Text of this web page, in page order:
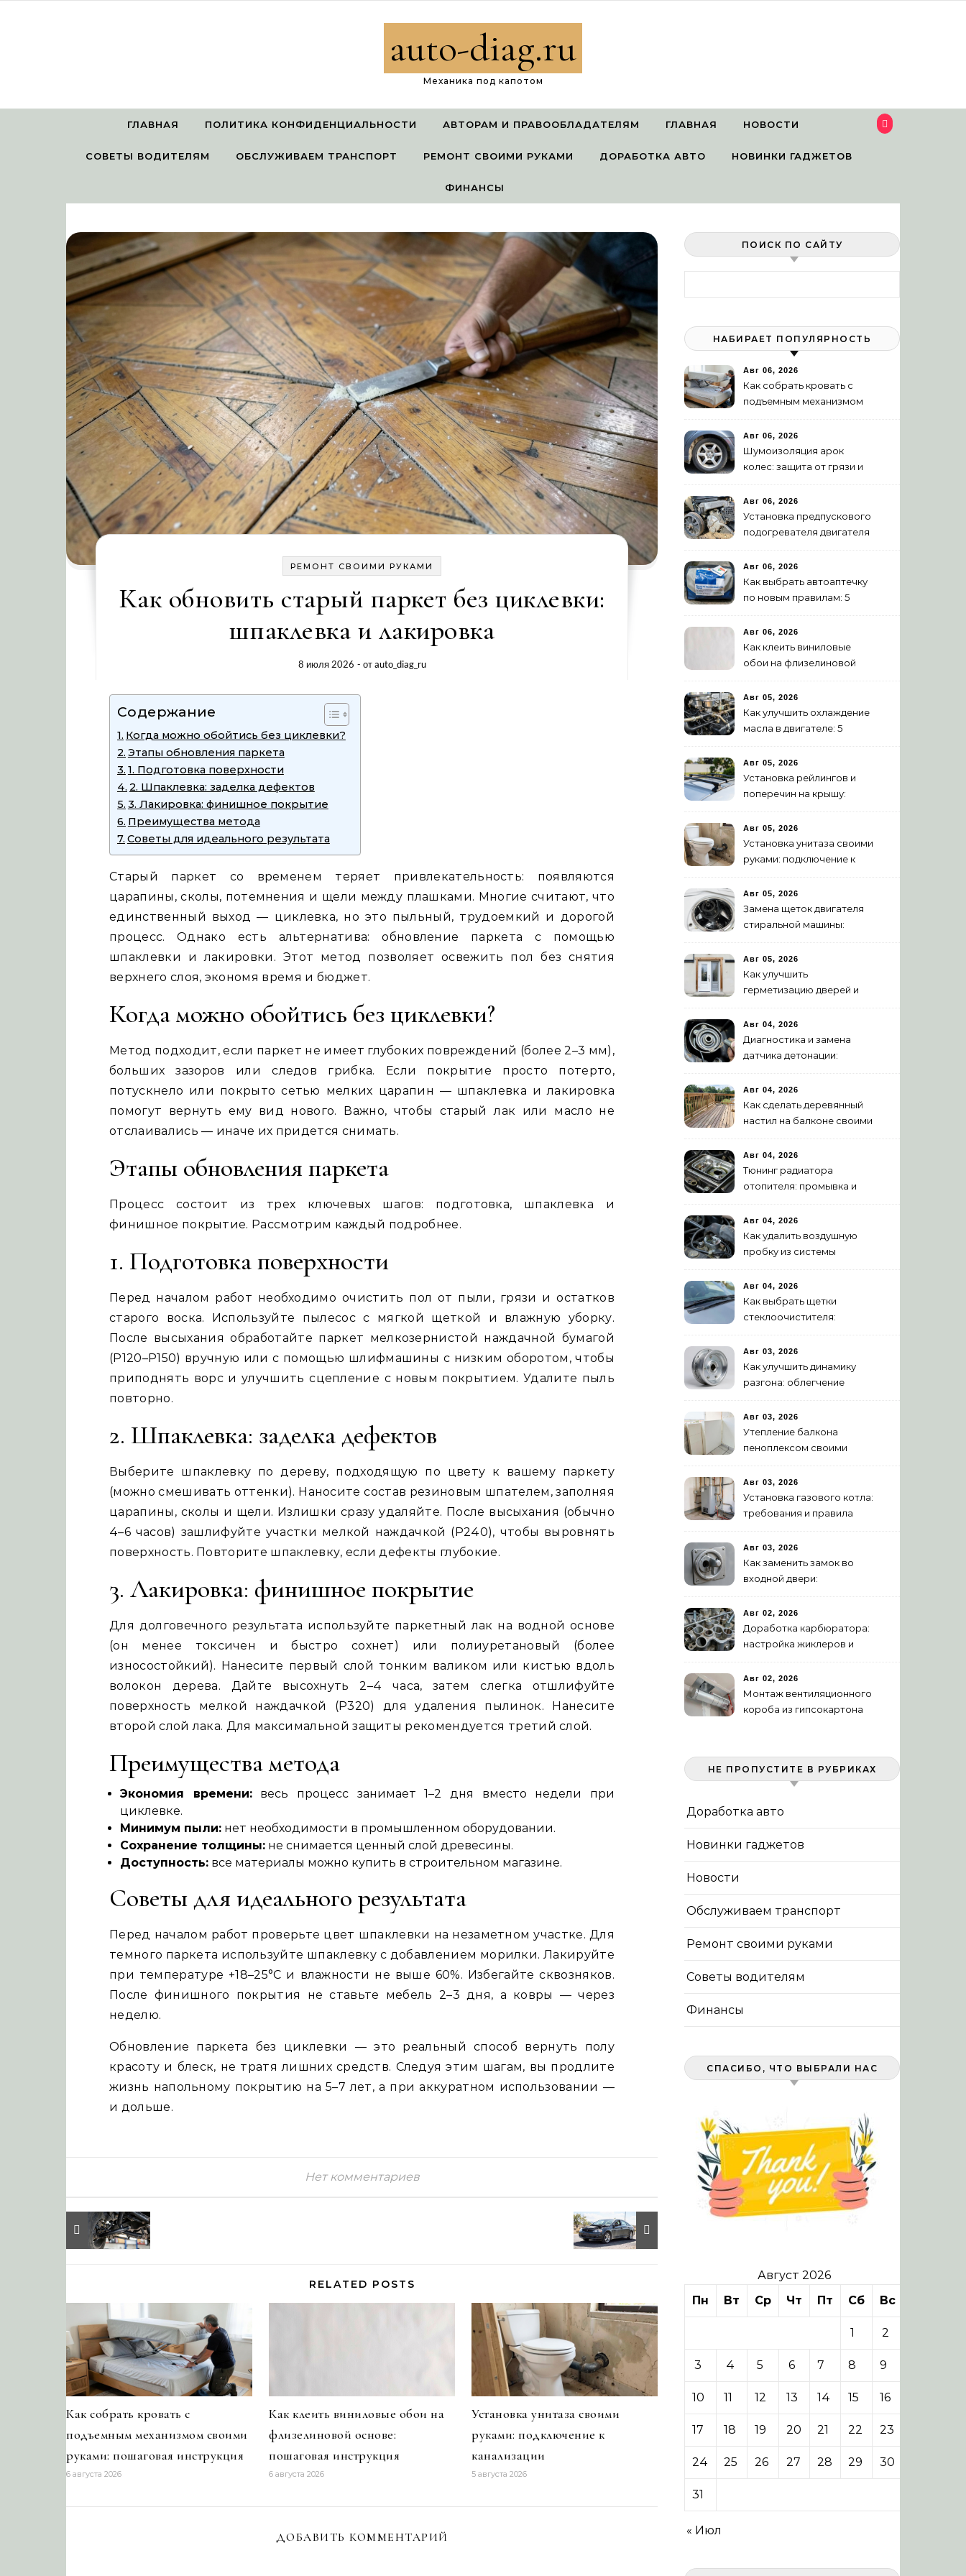
auto-diag.ru
Механика под капотом
ГЛАВНАЯ ПОЛИТИКА КОНФИДЕНЦИАЛЬНОСТИ АВТОРАМ И ПРАВООБЛАДАТЕЛЯМ ГЛАВНАЯ НОВОСТИ
СОВЕТЫ ВОДИТЕЛЯМ ОБСЛУЖИВАЕМ ТРАНСПОРТ РЕМОНТ СВОИМИ РУКАМИ ДОРАБОТКА АВТО НОВИНКИ ГАДЖЕТОВ
ФИНАНСЫ
РЕМОНТ СВОИМИ РУКАМИ
Как обновить старый паркет без циклевки:
шпаклевка и лакировка
8 июля 2026 - отauto_diag_ru
Содержание
Когда можно обойтись без циклевки?
Этапы обновления паркета
1. Подготовка поверхности
2. Шпаклевка: заделка дефектов
3. Лакировка: финишное покрытие
Преимущества метода
Советы для идеального результата
Старый паркет со временем теряет привлекательность: появляются
царапины, сколы, потемнения и щели между плашками. Многие считают, что
единственный выход — циклевка, но это пыльный, трудоемкий и дорогой
процесс. Однако есть альтернатива: обновление паркета с помощью
шпаклевки и лакировки. Этот метод позволяет освежить пол без снятия
верхнего слоя, экономя время и бюджет.
Когда можно обойтись без циклевки?
Метод подходит, если паркет не имеет глубоких повреждений (более 2–3 мм),
больших зазоров или следов грибка. Если покрытие просто потерто,
потускнело или покрыто сетью мелких царапин — шпаклевка и лакировка
помогут вернуть ему вид нового. Важно, чтобы старый лак или масло не
отслаивались — иначе их придется снимать.
Этапы обновления паркета
Процесс состоит из трех ключевых шагов: подготовка, шпаклевка и
финишное покрытие. Рассмотрим каждый подробнее.
1. Подготовка поверхности
Перед началом работ необходимо очистить пол от пыли, грязи и остатков
старого воска. Используйте пылесос с мягкой щеткой и влажную уборку.
После высыхания обработайте паркет мелкозернистой наждачной бумагой
(P120–P150) вручную или с помощью шлифмашины с низким оборотом, чтобы
приподнять ворс и улучшить сцепление с новым покрытием. Удалите пыль
повторно.
2. Шпаклевка: заделка дефектов
Выберите шпаклевку по дереву, подходящую по цвету к вашему паркету
(можно смешивать оттенки). Наносите состав резиновым шпателем, заполняя
царапины, сколы и щели. Излишки сразу удаляйте. После высыхания (обычно
4–6 часов) зашлифуйте участки мелкой наждачкой (P240), чтобы выровнять
поверхность. Повторите шпаклевку, если дефекты глубокие.
3. Лакировка: финишное покрытие
Для долговечного результата используйте паркетный лак на водной основе
(он менее токсичен и быстро сохнет) или полиуретановый (более
износостойкий). Нанесите первый слой тонким валиком или кистью вдоль
волокон дерева. Дайте высохнуть 2–4 часа, затем слегка отшлифуйте
поверхность мелкой наждачкой (P320) для удаления пылинок. Нанесите
второй слой лака. Для максимальной защиты рекомендуется третий слой.
Преимущества метода
Экономия времени:весь процесс занимает 1–2 дня вместо недели при
циклевке.
Минимум пыли: нет необходимости в промышленном оборудовании.
Сохранение толщины: не снимается ценный слой древесины.
Доступность: все материалы можно купить в строительном магазине.
Советы для идеального результата
Перед началом работ проверьте цвет шпаклевки на незаметном участке. Для
темного паркета используйте шпаклевку с добавлением морилки. Лакируйте
при температуре +18–25°C и влажности не выше 60%. Избегайте сквозняков.
После финишного покрытия не ставьте мебель 2–3 дня, а ковры — через
неделю.
Обновление паркета без циклевки — это реальный способ вернуть полу
красоту и блеск, не тратя лишних средств. Следуя этим шагам, вы продлите
жизнь напольному покрытию на 5–7 лет, а при аккуратном использовании —
и дольше.
Нет комментариев
RELATED POSTS
Как собрать кровать с
подъемным механизмом своими
руками: пошаговая инструкция
6 августа 2026
Как клеить виниловые обои на
флизелиновой основе:
пошаговая инструкция
6 августа 2026
Установка унитаза своими
руками: подключение к
канализации
5 августа 2026
ДОБАВИТЬ КОММЕНТАРИЙ
ПОИСК ПО САЙТУ
НАБИРАЕТ ПОПУЛЯРНОСТЬ
Авг 06, 2026
Как собрать кровать с
подъемным механизмом
инструкция
Авг 06, 2026
Шумоизоляция арок
колес: защита от грязи и
Авг 06, 2026
Установка предпускового
подогревателя двигателя
Авг 06, 2026
Как выбрать автоаптечку
по новым правилам: 5
Авг 06, 2026
Как клеить виниловые
обои на флизелиновой
инструкция
Авг 05, 2026
Как улучшить охлаждение
масла в двигателе: 5
Авг 05, 2026
Установка рейлингов и
поперечин на крышу:
Авг 05, 2026
Установка унитаза своими
руками: подключение к
Авг 05, 2026
Замена щеток двигателя
стиральной машины:
Авг 05, 2026
Как улучшить
герметизацию дверей и
способов
Авг 04, 2026
Диагностика и замена
датчика детонации:
Авг 04, 2026
Как сделать деревянный
настил на балконе своими
инструкция
Авг 04, 2026
Тюнинг радиатора
отопителя: промывка и
Авг 04, 2026
Как удалить воздушную
пробку из системы
Авг 04, 2026
Как выбрать щетки
стеклоочистителя:
гибридные
Авг 03, 2026
Как улучшить динамику
разгона: облегчение
Авг 03, 2026
Утепление балкона
пеноплексом своими
инструкция
Авг 03, 2026
Установка газового котла:
требования и правила
Авг 03, 2026
Как заменить замок во
входной двери:
сувальдный
Авг 02, 2026
Доработка карбюратора:
настройка жиклеров и
Авг 02, 2026
Монтаж вентиляционного
короба из гипсокартона
НЕ ПРОПУСТИТЕ В РУБРИКАХ
Доработка авто
Новинки гаджетов
Новости
Обслуживаем транспорт
Ремонт своими руками
Советы водителям
Финансы
СПАСИБО, ЧТО ВЫБРАЛИ НАС
Август 2026
Пн
Вт Ср Чт Пт Сб Вс
1 2
3 4 5 6 7 8 9
10 11 12 13 14 15 16
17 18 19 20 21 22 23
24 25 26 27 28 29 30
31
« Июл